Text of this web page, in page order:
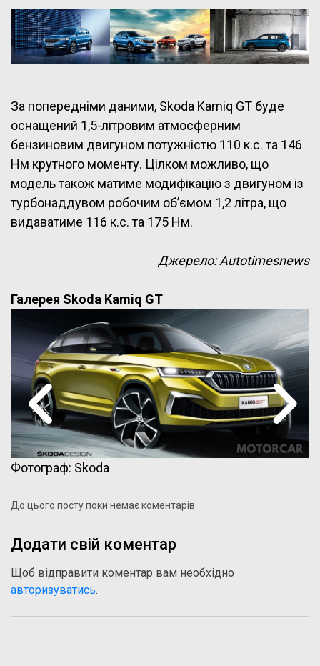
За попередніми даними, Skoda Kamiq GT буде
оснащений 1,5-літровим атмосферним
бензиновим двигуном потужністю 110 к.с. та 146
Нм крутного моменту. Цілком можливо, що
модель також матиме модифікацію з двигуном із
турбонаддувом робочим об’ємом 1,2 літра, що
видаватиме 116 к.с. та 175 Нм.
Джерело: Аutotimesnews
Галерея Skoda Kamiq GT
Фотограф: Skoda
До цього посту поки немає коментарів
Додати свій коментар
Щоб відправити коментар вам необхідно
авторизуватись.